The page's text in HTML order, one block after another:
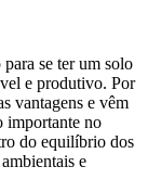
se ter um solo
e produtivo. Por
vantagens e vêm
importante no
do equilíbrio dos
e